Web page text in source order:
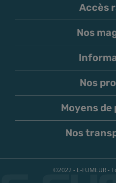
Accès
Nos
Nos
Moyens
Nos
©2022 - E-FUMEUR -